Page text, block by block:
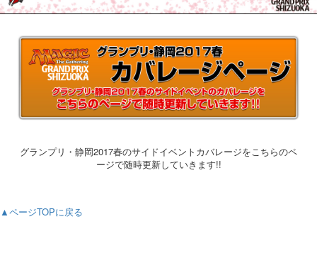
グランプリ・静岡2017春のサイドイベントカバレージをこちらのペ
ージで随時更新していきます!!
▲ページTOPに戻る